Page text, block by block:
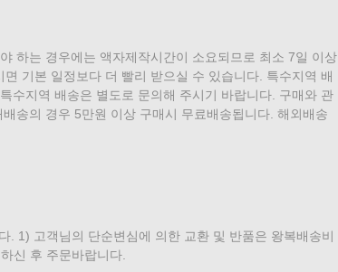
하는 경우에는 액자제작시간이 소요되므로 최소 7일 이상
기본 일정보다 더 빨리 받으실 수 있습니다. 특수지역 배
수지역 배송은 별도로 문의해 주시기 바랍니다. 구매와 관
송의 경우 5만원 이상 구매시 무료배송됩니다. 해외배송
. 1) 고객님의 단순변심에 의한 교환 및 반품은 왕복배송비
신 후 주문바랍니다.